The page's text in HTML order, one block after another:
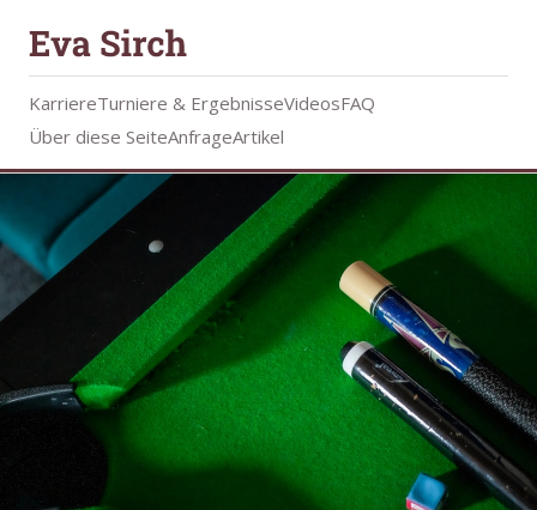
KarriereTurniere & ErgebnisseVideosFAQ
Über diese SeiteAnfrageArtikel